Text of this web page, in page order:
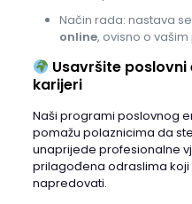
Način rada: nastava
online, ovisno o
Usavršite poslovni
karijeri
Naši programi poslovnog
pomažu polaznicima da
unaprijede profesionalne
prilagođena odraslima koji
napredovati.